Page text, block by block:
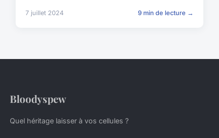
7 juillet 2024 9 min de lecture →
Bloodyspew
Quel héritage laisser à vos cellules ?